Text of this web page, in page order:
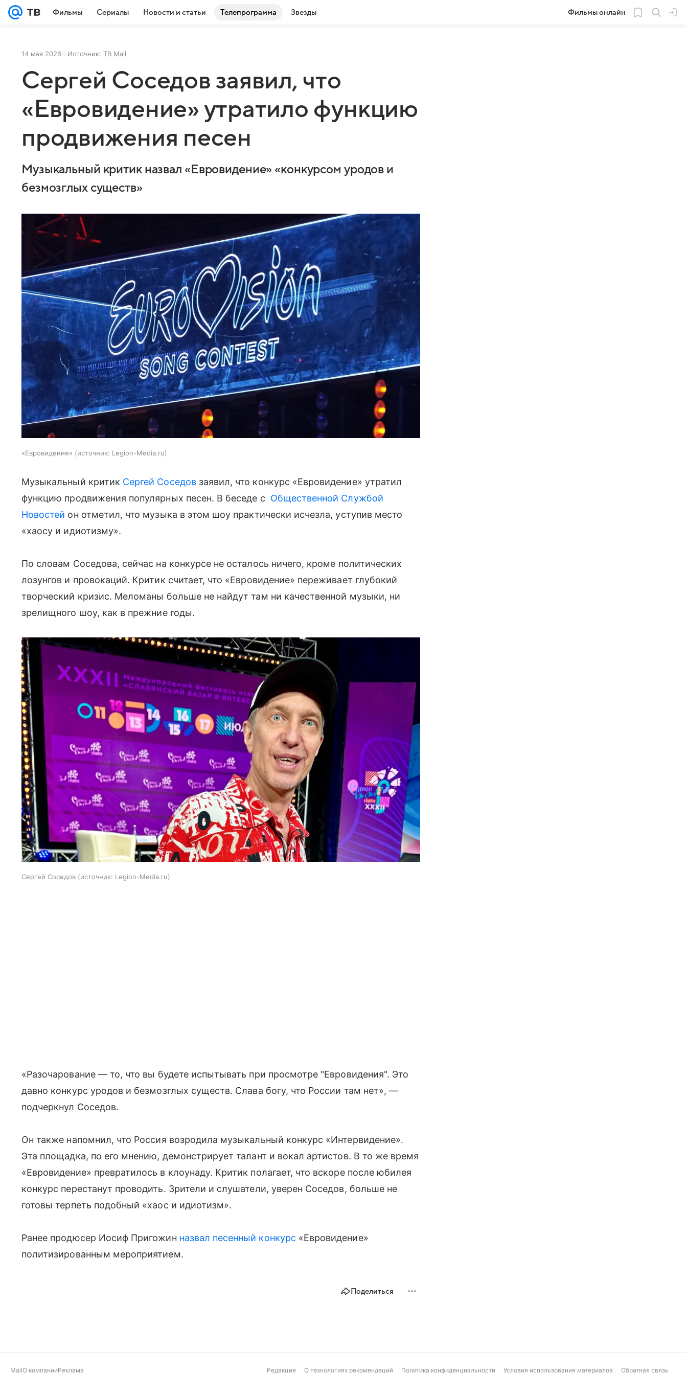
Фильмы Сериалы Новости и статьи Телепрограмма Звезды Фильмы онлайн
14 мая 2026 Источник: ТВ Mail
Сергей Соседов заявил, что
«Евровидение» утратило функцию
продвижения песен
Музыкальный критик назвал «Евровидение» «конкурсом уродов и
безмозглых существ»
«Евровидение» источник: Legion-Media.ru
Музыкальный критик Сергей Соседовзаявил, что конкурс «Евровидение» утратил
функцию продвижения популярных песен. В беседе с Общественной Службой
Новостей он отметил, что музыка в этом шоу практически исчезла, уступив место
«хаосу и идиотизму».
По словам Соседова, сейчас на конкурсе не осталось ничего, кроме политических
лозунгов и провокаций. Критик считает, что «Евровидение» переживает глубокий
творческий кризис. Меломаны больше не найдут там ни качественной музыки, ни
зрелищного шоу, как в прежние годы.
Сергей Соседов источник: Legion-Media.ru
«Разочарование — то, что вы будете испытывать при просмотре "Евровидения". Это
давно конкурс уродов и безмозглых существ. Слава богу, что России там нет», —
подчеркнул Соседов.
Он также напомнил, что Россия возродила музыкальный конкурс «Интервидение».
Эта площадка, по его мнению, демонстрирует талант и вокал артистов. В то же время
«Евровидение» превратилось в клоунаду. Критик полагает, что вскоре после юбилея
конкурс перестанут проводить. Зрители и слушатели, уверен Соседов, больше не
готовы терпеть подобный «хаос и идиотизм».
Ранее продюсер Иосиф Пригожин назвал песенный конкурс «Евровидение»
политизированным мероприятием.
Поделиться
MailО компанииРеклама Редакция О технологиях рекомендаций Политика конфиденциальности Условия использования материалов Обратная связь